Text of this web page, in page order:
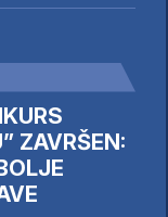
ZAVRŠEN: